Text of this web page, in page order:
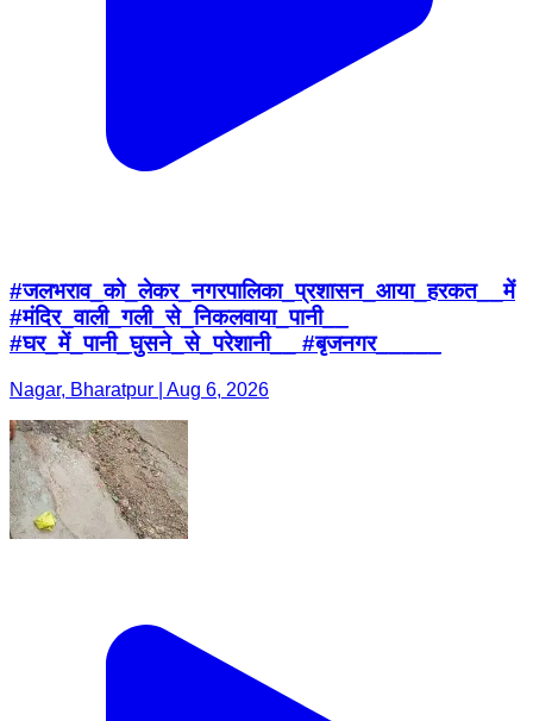
#जलभराव_को_लेकर_नगरपालिका_प्रशासन_आया_हरकत__में
#मंदिर_वाली_गली_से_निकलवाया_पानी__
#घर_में_पानी_घुसने_से_परेशानी__ #बृजनगर_____
Nagar, Bharatpur | Aug 6, 2026